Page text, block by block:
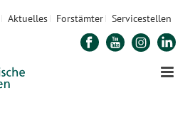
Aktuelles Forstämter Servicestellen